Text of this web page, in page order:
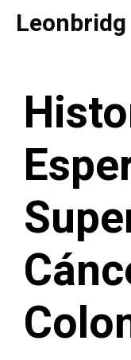
SaltarLeonbridg